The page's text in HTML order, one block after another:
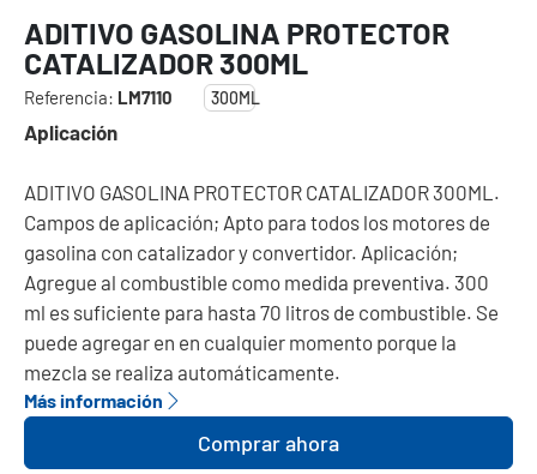
ADITIVO GASOLINA PROTECTOR
CATALIZADOR 300ML
Referencia: LM7110 300ML
Aplicación
ADITIVO GASOLINA PROTECTOR CATALIZADOR 300ML.
Campos de aplicación; Apto para todos los motores de
gasolina con catalizador y convertidor. Aplicación;
Agregue al combustible como medida preventiva. 300
ml es suficiente para hasta 70 litros de combustible. Se
puede agregar en en cualquier momento porque la
mezcla se realiza automáticamente.
Más información
Comprar ahora